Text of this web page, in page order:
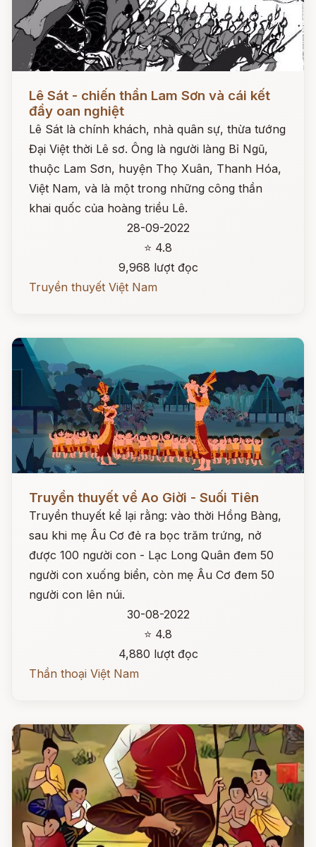
Lê Sát - chiến thần Lam Sơn và cái kết
đầy oan nghiệt
Lê Sát là chính khách, nhà quân sự, thừa tướng
Đại Việt thời Lê sơ. Ông là người làng Bỉ Ngũ,
thuộc Lam Sơn, huyện Thọ Xuân, Thanh Hóa,
Việt Nam, và là một trong những công thần
khai quốc của hoàng triều Lê.
28-09-2022
⭐ 4.8
9,968 lượt đọc
Truyền thuyết Việt Nam
Đọc ngay
Truyền thuyết về Ao Giời - Suối Tiên
Truyền thuyết kể lại rằng: vào thời Hồng Bàng,
sau khi mẹ Âu Cơ đẻ ra bọc trăm trứng, nở
được 100 người con - Lạc Long Quân đem 50
người con xuống biển, còn mẹ Âu Cơ đem 50
người con lên núi.
30-08-2022
⭐ 4.8
4,880 lượt đọc
Thần thoại Việt Nam